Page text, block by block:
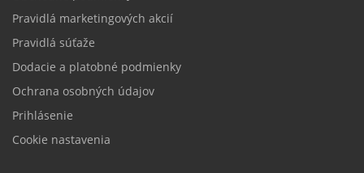
Pravidlá marketingových akcií
Pravidlá súťaže
Dodacie a platobné podmienky
Ochrana osobných údajov
Prihlásenie
Cookie nastavenia